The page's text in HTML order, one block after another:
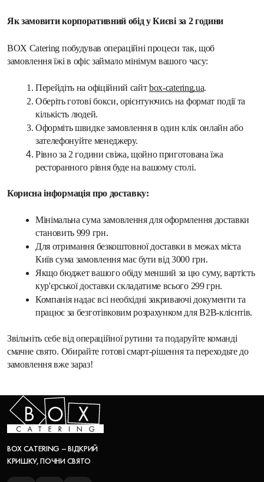
Як замовити корпоративний обід у Києві за 2 години
BOX Catering побудував операційні процеси так, щоб
замовлення їжі в офіс займало мінімум вашого часу:
Перейдіть на офіційний сайт box-catering.ua.
Оберіть готові бокси, орієнтуючись на формат події та
кількість людей.
Оформіть швидке замовлення в один клік онлайн або
зателефонуйте менеджеру.
Рівно за 2 години свіжа, щойно приготована їжа
ресторанного рівня буде на вашому столі.
Корисна інформація про доставку:
Мінімальна сума замовлення для оформлення доставки
становить 999 грн.
Для отримання безкоштовної доставки в межах міста
Київ сума замовлення має бути від 3000 грн.
Якщо бюджет вашого обіду менший за цю суму, вартість
кур'єрської доставки складатиме всього 299 грн.
Компанія надає всі необхідні закриваючі документи та
працює за безготівковим розрахунком для B2B-клієнтів.
Звільніть себе від операційної рутини та подаруйте команді
смачне свято. Обирайте готові смарт-рішення та переходьте до
замовлення вже зараз!
BOX CATERING – ВІДКРИЙ
КРИШКУ, ПОЧНИ СВЯТО